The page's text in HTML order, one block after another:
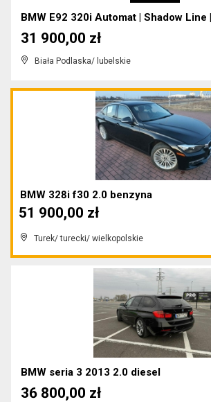
BMW E92 320i Automat | Shadow Line
Biała Podlaska/ lubelskie
31 900,00 zł
BMW 328i f30 2.0 benzyna
Turek/ turecki/ wielkopolskie
51 900,00 zł
BMW seria 3 2013 2.0 diesel
36 800,00 zł